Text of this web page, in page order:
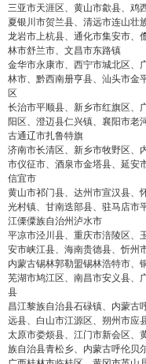
三亚市天涯区、黄山市歙县、鸡
夏银川市贺兰县、清远市连山壮
龙岩市上杭县、通化市集安市、
林市舒兰市、文昌市东路镇
金华市永康市、西宁市城北区、
林市、黔西南册亨县、汕头市金
区
长治市平顺县、新乡市红旗区、
阳区、澄迈县仁兴镇、襄阳市老
古通辽市扎鲁特旗
济南市长清区、新乡市牧野区、
市仪征市、酒泉市金塔县、延安
信宜市
黄山市祁门县、达州市宣汉县、
光村镇、甘南迭部县、驻马店市
江傈僳族自治州泸水市
平凉市泾川县、重庆市涪陵区、
安市峡江县、海南贵德县、忻州
内蒙古锡林郭勒盟锡林浩特市、
芜湖市鸠江区、南昌市安义县、
县
昌江黎族自治县石碌镇、内蒙古
远县、白山市江源区、朔州市应
太原市娄烦县、江门市新会区、
族自治县青松乡、内蒙古呼伦贝
false